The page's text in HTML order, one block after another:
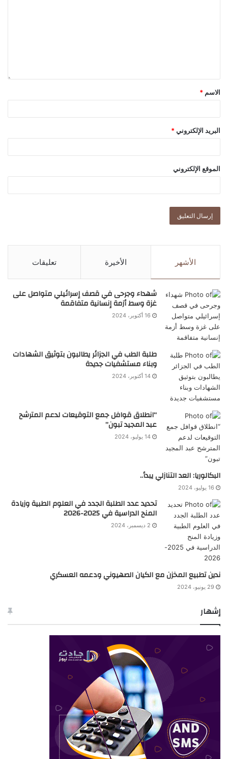
الاسم *
البريد الإلكتروني *
الموقع الإلكتروني
الأشهر الأخيرة تعليقات
شهداء وجرحى في قصف إسرائيلي متواصل على
غزة وسط أزمة إنسانية متفاقمة
16 أكتوبر، 2024
طلبة الطب في الجزائر يطالبون بتوثيق الشهادات
وبناء مستشفيات جديدة
14 أكتوبر، 2024
“انطلاق قوافل جمع التوقيعات لدعم المترشح
عبد المجيد تبون”
14 يوليو، 2024
البكالوريا: العد التنازلي يبدأ..
16 يوليو، 2024
تحديد عدد الطلبة الجدد في العلوم الطبية وزيادة
المنح الدراسية في 2025-2026
2 ديسمبر، 2024
ندين تطبيع المخزن مع الكيان الصهيوني ودعمه العسكري
29 يونيو، 2024
إشهار